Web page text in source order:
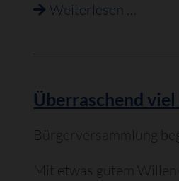
Weiterlesen …
Überraschend
Bürgerversammlung
Mit etwas gutem